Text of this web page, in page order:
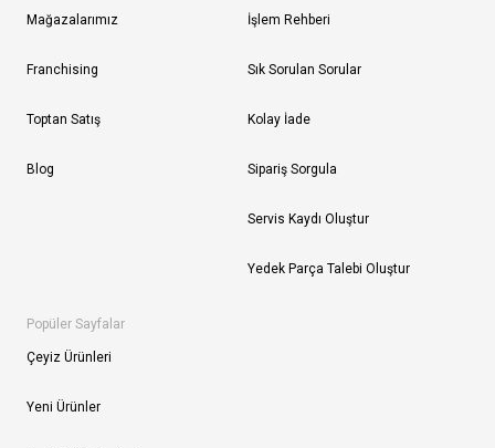
Mağazalarımız
Franchising
Toptan Satış
Blog
İşlem Rehberi
Sık Sorulan Sorular
Kolay İade
Sipariş Sorgula
Servis Kaydı Oluştur
Yedek Parça Talebi Oluştur
Popüler Sayfalar
Çeyiz Ürünleri
Yeni Ürünler